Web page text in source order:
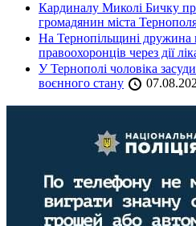
Кардиналу Миколі Бичку
громадянин міста
На Тернопільщині дружина
правоохоронців через дії
У Тернополі чоловіка
воєнного стану